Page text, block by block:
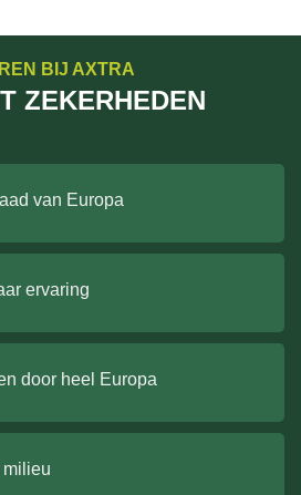
BIJ AXTRA
ZEKERHEDEN
van Europa
ervaring
door heel Europa
milieu